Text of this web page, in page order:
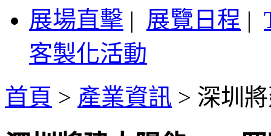
展場直擊 | 展覽日程 |
客製化活動
首頁 > 產業資訊 > 深圳